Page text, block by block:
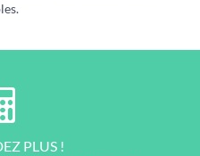
PLUS !